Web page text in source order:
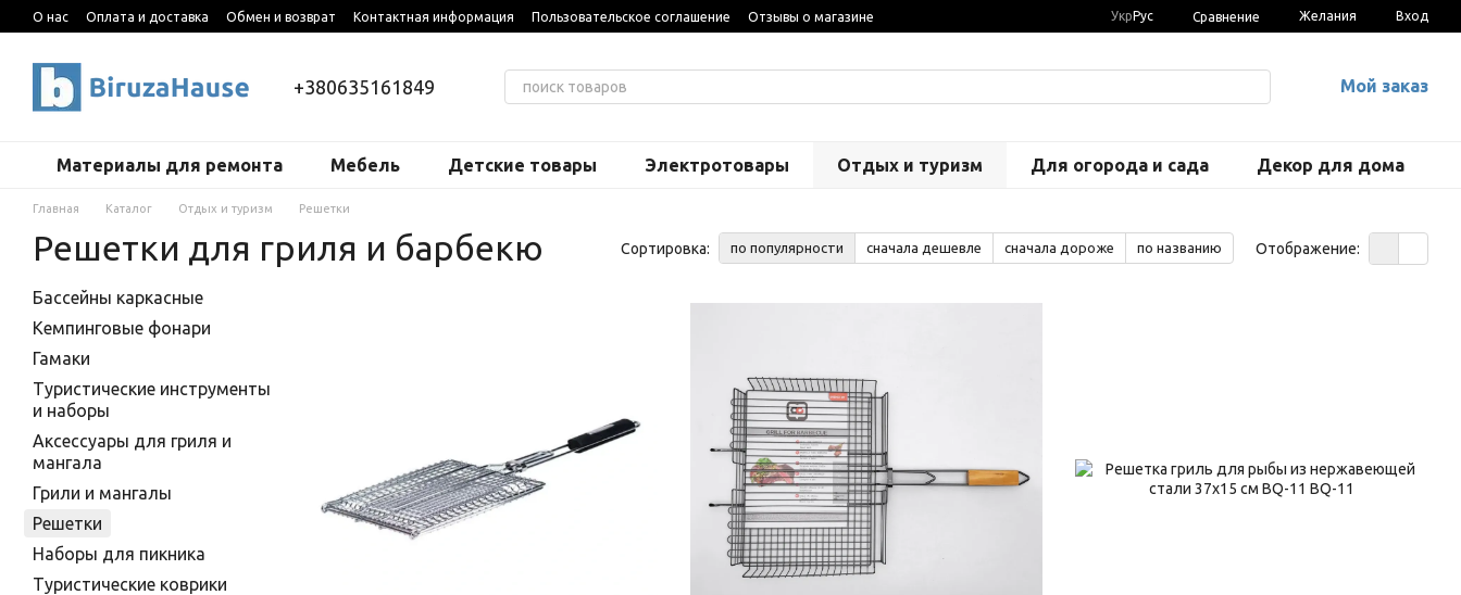
Перейти к основному контенту
О нас Оплата и доставка Обмен и возврат Контактная информация Пользовательское соглашение Отзывы о магазине УкрРус Сравнение Желания Вход
+380635161849 Мой заказ
Материалы для ремонта Мебель Детские товары Электротовары Отдых и туризм Для огорода и сада Декор для дома
Главная Каталог Отдых и туризм Решетки
Решетки для гриля и барбекю Сортировка: по популярности сначала дешевле сначала дороже по названию Отображение:
Бассейны каркасные
Кемпинговые фонари
Гамаки
Туристические инструменты
и наборы
Аксессуары для гриля и
мангала
Грили и мангалы
Решетки
Наборы для пикника
Туристические коврики